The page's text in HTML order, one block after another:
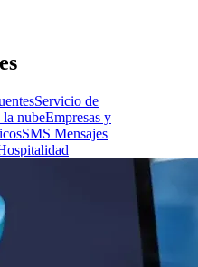
Servicio de
la nubeEmpresas y
SMS Mensajes